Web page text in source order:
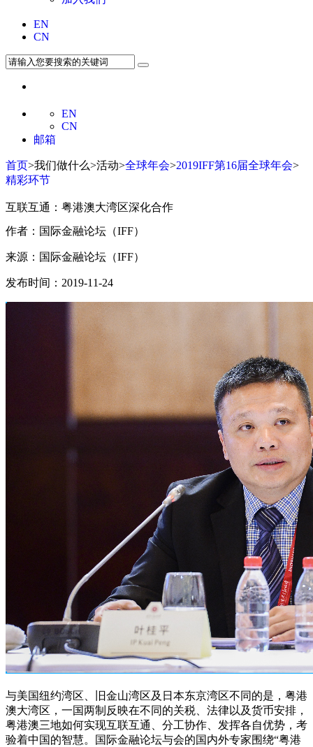
EN
CN
EN
CN
邮箱
首页>我们做什么>活动>全球年会>2019IFF第16届全球年会>
精彩环节
互联互通：粤港澳大湾区深化合作
作者：国际金融论坛（IFF）
来源：国际金融论坛（IFF）
发布时间：2019-11-24
与美国纽约湾区、旧金山湾区及日本东京湾区不同的是，粤港
澳大湾区，一国两制反映在不同的关税、法律以及货币安排，
粤港澳三地如何实现互联互通、分工协作、发挥各自优势，考
验着中国的智慧。国际金融论坛与会的国内外专家围绕“粤港